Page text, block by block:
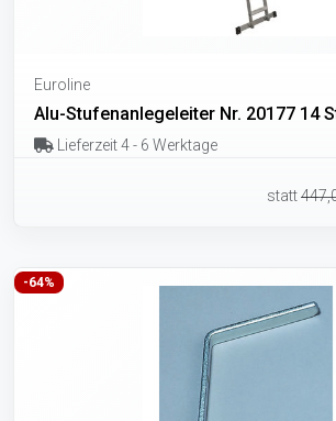
Euroline
Alu-Stufenanlegeleiter Nr. 20177 14
Lieferzeit 4 - 6 Werktage
statt
-64%